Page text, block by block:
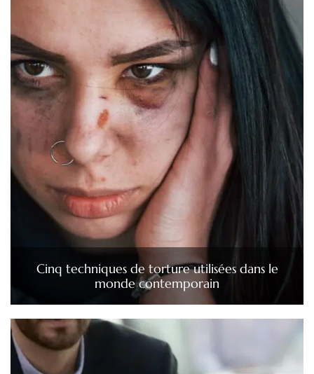
Cinq techniques de torture utilisées dans le
monde contemporain